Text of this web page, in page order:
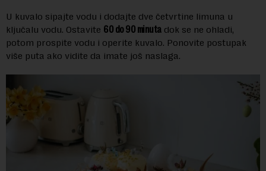
U kuvalo sipajte vodu i dodajte dve četvrtine limuna u
ključalu vodu. Ostavite 60 do 90 minutadok se ne ohladi,
potom prospite vodu i operite kuvalo. Ponovite postupak
više puta ako vidite da imate još naslaga.